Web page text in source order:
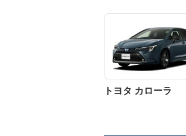
トヨタ カローラ